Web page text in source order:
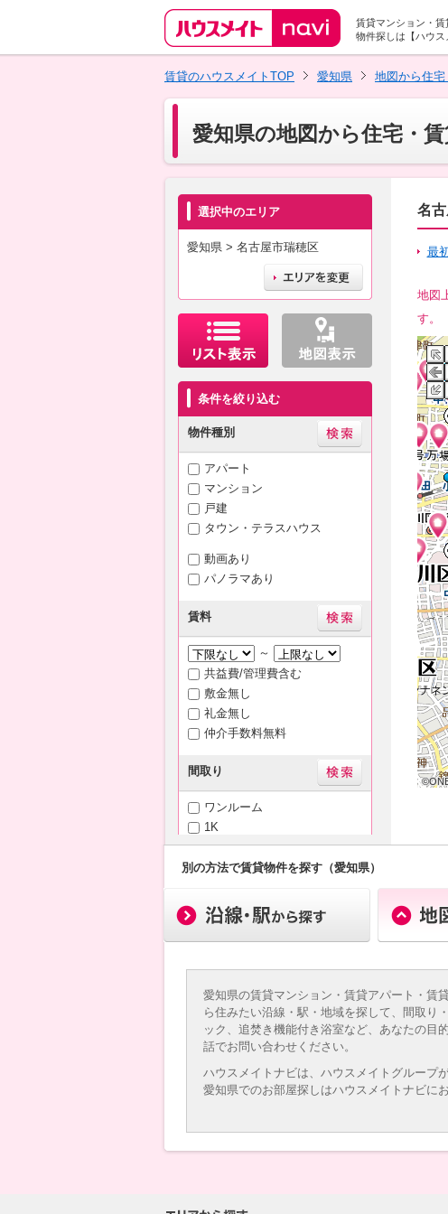
賃貸マンション・
物件探しは【ハウス
賃貸のハウスメイトTOP
愛知県 地図から住
愛知県の地図から住宅・
選択中のエリア
愛知県 > 名古屋市瑞穂区
条件を絞り込む
物件種別
アパート
マンション
戸建
タウン・テラスハウス
動画あり
パノラマあり
賃料
～
共益費/管理費含む
敷金無し
礼金無し
仲介手数料無料
間取り
ワンルーム
1K
1DK（+S）
1LDK（+S）
2DK（+S）
2LDK（+S）
3K
4K以上
専有面積
～
築年月
15年以内
名
最
地図
す。
別の方法で賃貸物件を探す（愛知県）
愛知県の賃貸マンション・賃貸アパート・賃
ら住みたい沿線・駅・地域を探して、間取り
ック、追焚き機能付き浴室など、あなたの目
話でお問い合わせください。
ハウスメイトナビは、ハウスメイトグループ
愛知県でのお部屋探しはハウスメイトナビに